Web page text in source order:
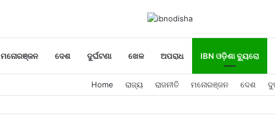
ମନୋରଞ୍ଜନ ଦେଶ ଦୁର୍ଘଟଣା ଖେଳ ଅପରାଧ IBN ଓଡ଼ିଶା ବ୍ୟୁରୋ
Home ରାଜ୍ୟ ରାଜନୀତି ମନୋରଞ୍ଜନ ଦେଶ